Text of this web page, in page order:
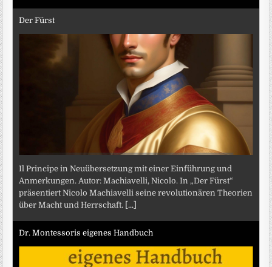
Der Fürst
Il Principe in Neuübersetzung mit einer Einführung und
Anmerkungen. Autor: Machiavelli, Nicolo. In „Der Fürst“
präsentiert Nicolo Machiavelli seine revolutionären Theorien
über Macht und Herrschaft.
[...]
Dr. Montessoris eigenes Handbuch